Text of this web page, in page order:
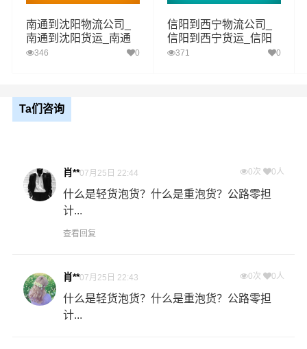
区域
互助土族
2、以上长沙至互助土族物流价格仅为零担散货报价、
且时间具有时效性，随季节变动或货物规格略有浮动！
如何计算长沙至互助土族物流费用总报价？
货上门费用。
怎么计算专线运输费用？
南通到沈阳物流公司_
南通到沈阳货运_南通
至沈阳物流专线
346 0
信阳到西宁物流公司_
信阳到西宁货运_信阳
至西宁物流专线
371 0
Ta们咨询
肖**07月25日 22:44 0次 0人
什么是轻货泡货？什么是重泡货？公路零担
计...
查看回复
肖**07月25日 22:43 0次 0人
什么是轻货泡货？什么是重泡货？公路零担
计...